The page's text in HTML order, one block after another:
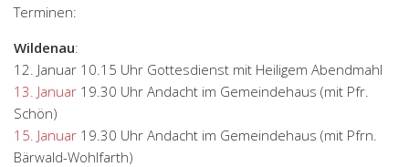
Terminen:
Wildenau:
12. Januar 10.15 Uhr Gottesdienst mit Heiligem Abendmahl
13. Januar 19.30 Uhr Andacht im Gemeindehaus (mit Pfr.
Schön)
15. Januar 19.30 Uhr Andacht im Gemeindehaus (mit Pfrn.
Bärwald-Wohlfarth)